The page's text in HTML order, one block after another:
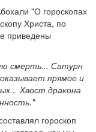
"О гороскопах
Христа, по
приведены
смерть... Сатурн
прямое и
Хвост дракона
гороскоп